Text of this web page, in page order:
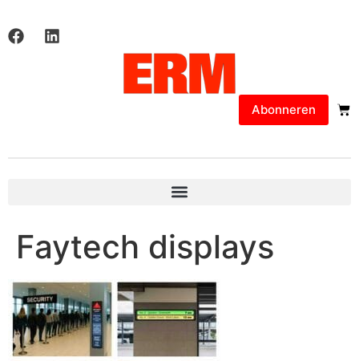
Abonneren
Faytech displays